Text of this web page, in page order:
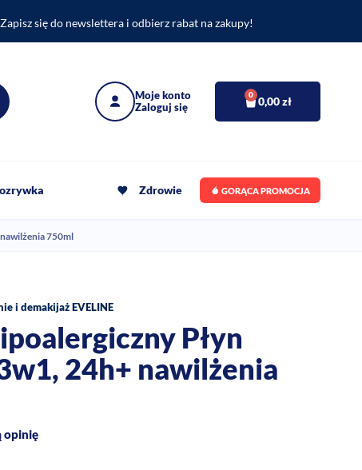
Zapisz się do newslettera i odbierz rabat na zakupy!
0,00zł
0
Zdrowie GORĄCA PROMOCJA
750ml
i demakijaż EVELINE
Płyn
24h+ nawilżenia
opinię